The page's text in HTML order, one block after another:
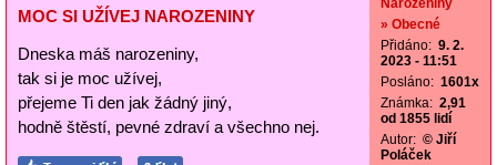
MOC SI UŽÍVEJ NAROZENINY
Dneska máš narozeniny,
tak si je moc užívej,
přejeme Ti den jak žádný jiný,
hodně štěstí, pevné zdraví a všechno nej.
Narozeniny
» Obecné
Přidáno: 9. 2.
2023 - 11:51
Posláno: 1601x
Známka: 2,91
od 1855 lidí
Autor: © Jiří
Poláček